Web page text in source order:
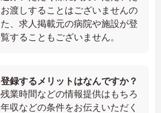
渡しすることはございませんの
、求人掲載元の病院や施設が登
することもございません。
録するメリットはなんですか？
業時間などの情報提供はもちろ
収などの条件をお伝えいただく